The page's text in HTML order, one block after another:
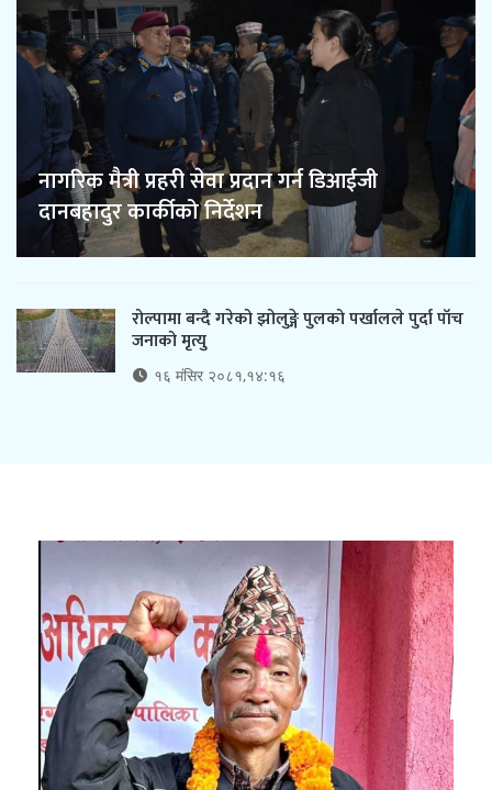
नागरिक मैत्री प्रहरी सेवा प्रदान गर्न डिआईजी
दानबहादुर कार्कीको निर्देशन
रोल्पामा बन्दै गरेको झोलुङ्गे पुलको पर्खालले पुर्दा पाँच
जनाको मृत्यु
१६ मंसिर २०८१,१४:१६